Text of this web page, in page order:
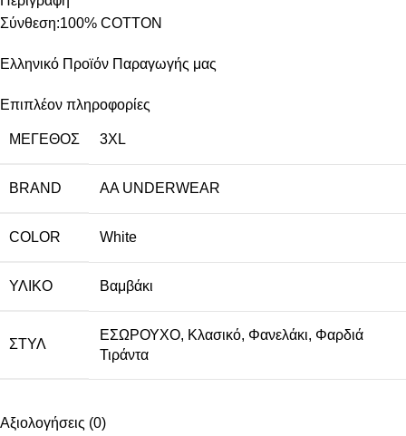
Σύνθεση:100% COTTON
Ελληνικό Προϊόν Παραγωγής μας
Επιπλέον πληροφορίες
ΜΈΓΕΘΟΣ 3XL
BRAND AA UNDERWEAR
COLOR White
ΥΛΙΚΌ Βαμβάκι
ΣΤΥΛ
ΕΣΩΡΟΥΧΟ, Κλασικό, Φανελάκι, Φαρδιά
Τιράντα
Αξιολογήσεις (0)